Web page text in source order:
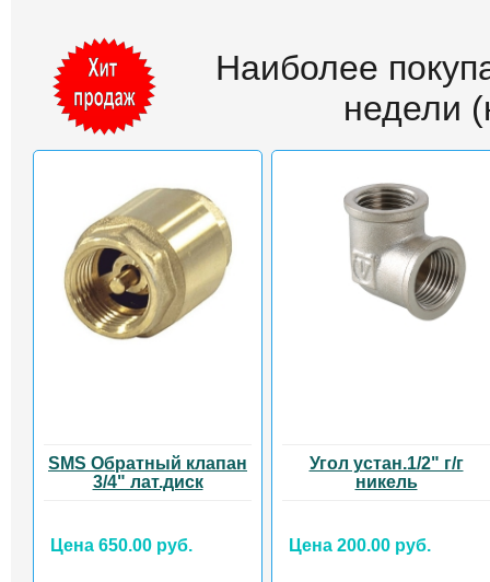
Наиболее
недели
SMS Обратный клапан
3/4" лат.диск
Цена 650.00 руб.
Угол устан.1/2" г/г
никель
Цена 200.00 руб.